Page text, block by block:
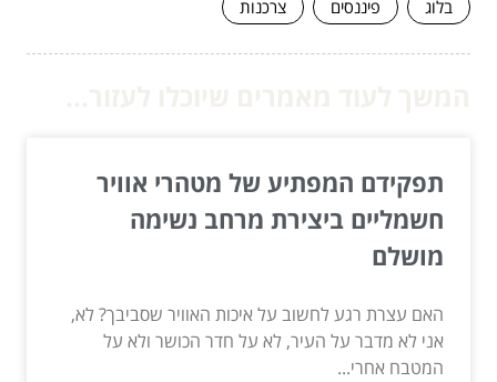
בלוג פיננסים צרכנות
תפקידם המפתיע של מטהרי אוויר
חשמליים ביצירת מרחב נשימה
מושלם
האם עצרת רגע לחשוב על איכות האוויר שסביבך? לא,
אני לא מדבר על העיר, לא על חדר הכושר ולא על
המטבח אחרי...